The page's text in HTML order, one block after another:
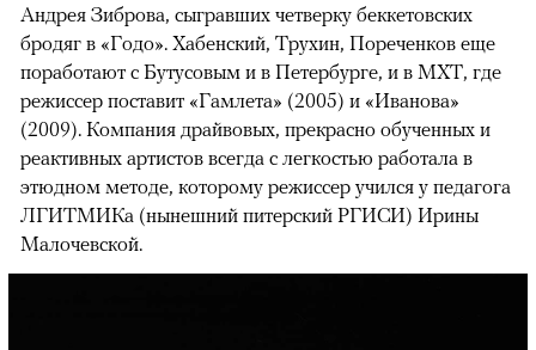
Андрея Зиброва, сыгравших четверку беккетовских
бродяг в «Годо». Хабенский, Трухин, Пореченков еще
поработают с Бутусовым и в Петербурге, и в МХТ, где
режиссер поставит «Гамлета» (2005) и «Иванова»
(2009). Компания драйвовых, прекрасно обученных и
реактивных артистов всегда с легкостью работала в
этюдном методе, которому режиссер учился у педагога
ЛГИТМИКа (нынешний питерский РГИСИ) Ирины
Малочевской.